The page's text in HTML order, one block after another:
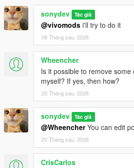
sonydev Tác giả
@vivomods i'll try to do it
08 Tháng sáu, 2026
Wheencher
Is it possible to remove
myself? If yes, then how?
20 Tháng sáu, 2026
sonydev Tác giả
@WheencherYou can edit
20 Tháng sáu, 2026
CrisCarlos